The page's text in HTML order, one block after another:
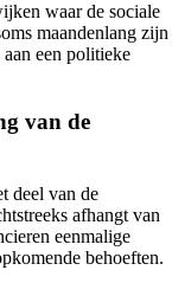
waar de sociale
maandenlang zijn
een politieke
van de
deel van de
afhangt van
eenmalige
behoeften.